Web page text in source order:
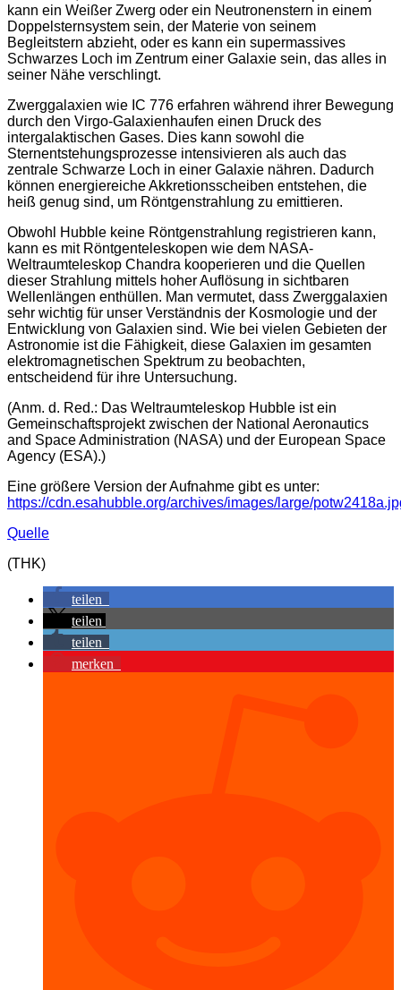
kann ein Weißer Zwerg oder ein Neutronenstern in einem
Doppelsternsystem sein, der Materie von seinem
Begleitstern abzieht, oder es kann ein supermassives
Schwarzes Loch im Zentrum einer Galaxie sein, das alles in
seiner Nähe verschlingt.
Zwerggalaxien wie IC 776 erfahren während ihrer Bewegung
durch den Virgo-Galaxienhaufen einen Druck des
intergalaktischen Gases. Dies kann sowohl die
Sternentstehungsprozesse intensivieren als auch das
zentrale Schwarze Loch in einer Galaxie nähren. Dadurch
können energiereiche Akkretionsscheiben entstehen, die
heiß genug sind, um Röntgenstrahlung zu emittieren.
Obwohl Hubble keine Röntgenstrahlung registrieren kann,
kann es mit Röntgenteleskopen wie dem NASA-
Weltraumteleskop Chandra kooperieren und die Quellen
dieser Strahlung mittels hoher Auflösung in sichtbaren
Wellenlängen enthüllen. Man vermutet, dass Zwerggalaxien
sehr wichtig für unser Verständnis der Kosmologie und der
Entwicklung von Galaxien sind. Wie bei vielen Gebieten der
Astronomie ist die Fähigkeit, diese Galaxien im gesamten
elektromagnetischen Spektrum zu beobachten,
entscheidend für ihre Untersuchung.
(Anm. d. Red.: Das Weltraumteleskop Hubble ist ein
Gemeinschaftsprojekt zwischen der National Aeronautics
and Space Administration (NASA) und der European Space
Agency (ESA).)
Eine größere Version der Aufnahme gibt es unter:
https://cdn.esahubble.org/archives/images/large/
Quelle
(THK)
teilen
teilen
teilen
merken